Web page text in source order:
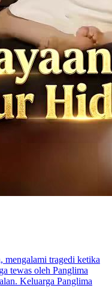
mengalami tragedi ketika
tewas oleh Panglima
Keluarga Panglima